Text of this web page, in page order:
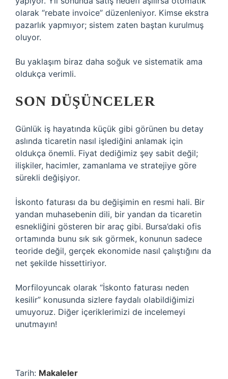
olarak “rebate invoice” düzenleniyor. Kimse ekstra
pazarlık yapmıyor; sistem zaten baştan kurulmuş
oluyor.
Bu yaklaşım biraz daha soğuk ve sistematik ama
oldukça verimli.
SON DÜŞÜNCELER
Günlük iş hayatında küçük gibi görünen bu detay
aslında ticaretin nasıl işlediğini anlamak için
oldukça önemli. Fiyat dediğimiz şey sabit değil;
ilişkiler, hacimler, zamanlama ve stratejiye göre
sürekli değişiyor.
İskonto faturası da bu değişimin en resmi hali. Bir
yandan muhasebenin dili, bir yandan da ticaretin
esnekliğini gösteren bir araç gibi. Bursa’daki ofis
ortamında bunu sık sık görmek, konunun sadece
teoride değil, gerçek ekonomide nasıl çalıştığını da
net şekilde hissettiriyor.
Morfiloyuncak olarak “İskonto faturası neden
kesilir” konusunda sizlere faydalı olabildiğimizi
umuyoruz. Diğer içeriklerimizi de incelemeyi
unutmayın!
Tarih: Makaleler